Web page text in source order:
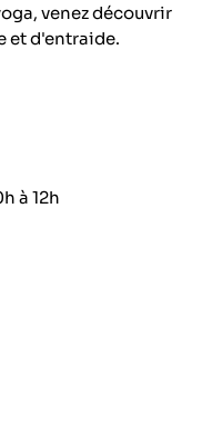
venez découvrir
et d'entraide.
à 12h